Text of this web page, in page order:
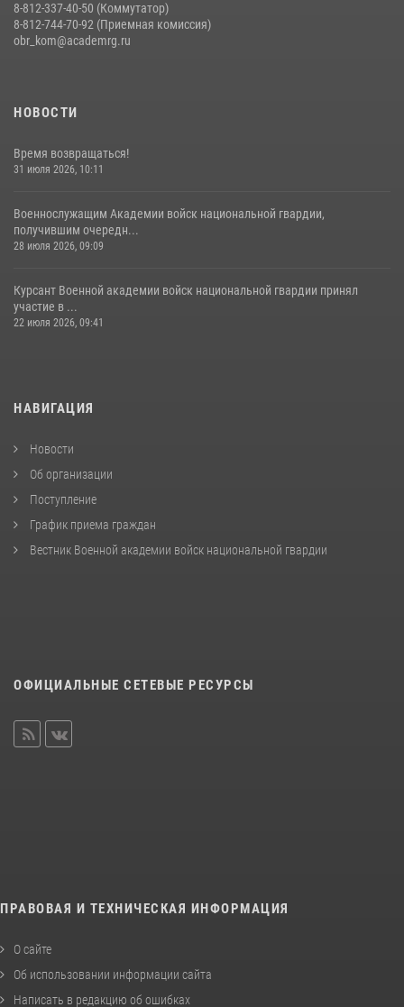
8-812-337-40-50 (Коммутатор)
8-812-744-70-92 (Приемная комиссия)
obr_kom@academrg.ru
НОВОСТИ
Время возвращаться!
31 июля 2026, 10:11
Военнослужащим Академии войск национальной гвардии,
получившим очередн...
28 июля 2026, 09:09
Курсант Военной академии войск национальной гвардии принял
участие в ...
22 июля 2026, 09:41
НАВИГАЦИЯ
Новости
Об организации
Поступление
График приема граждан
Вестник Военной академии войск национальной гвардии
ОФИЦИАЛЬНЫЕ СЕТЕВЫЕ РЕСУРСЫ
ПРАВОВАЯ И ТЕХНИЧЕСКАЯ ИНФОРМАЦИЯ
О сайте
Об использовании информации сайта
Написать в редакцию об ошибках